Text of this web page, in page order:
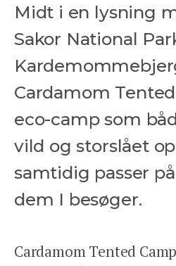
Midt i en lysning
Sakor National
Cardamom
eco-camp som
vild og storslået
samtidig passer
dem I besøger.
Cardamom Tented